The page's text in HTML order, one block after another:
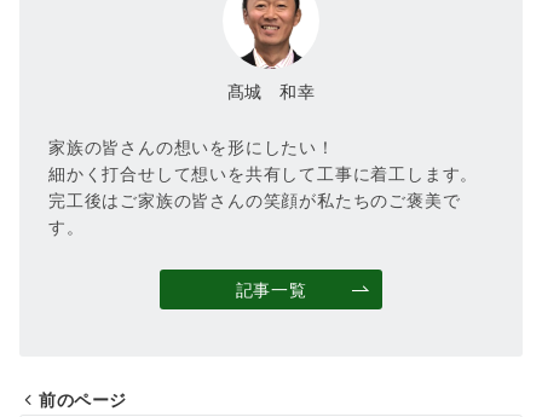
髙城 和幸
家族の皆さんの想いを形にしたい！
細かく打合せして想いを共有して工事に着工します。
完工後はご家族の皆さんの笑顔が私たちのご褒美で
す。
記事一覧
前のページ